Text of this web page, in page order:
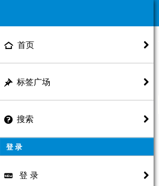
首页
标签广场
搜索
登 录
登 录